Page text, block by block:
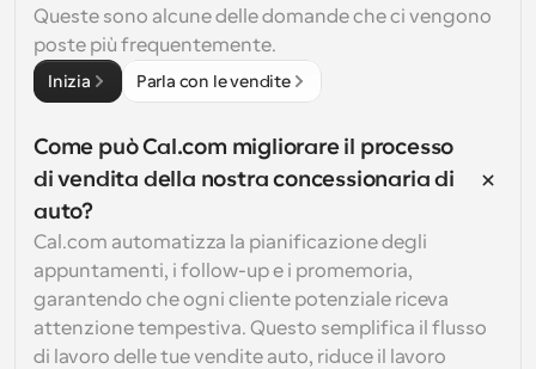
Queste sono alcune delle domande che ci vengono
poste più frequentemente.
Inizia Parla con le vendite
Come può Cal.com migliorare il processo
di vendita della nostra concessionaria di
auto?
Cal.com automatizza la pianificazione degli
appuntamenti, i follow-up e i promemoria,
garantendo che ogni cliente potenziale riceva
attenzione tempestiva. Questo semplifica il flusso
di lavoro delle tue vendite auto, riduce il lavoro